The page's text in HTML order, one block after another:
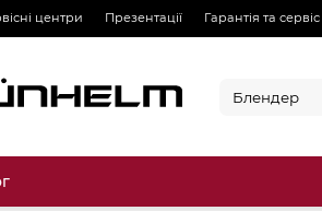
центри Презентації Гарантія та сервіс